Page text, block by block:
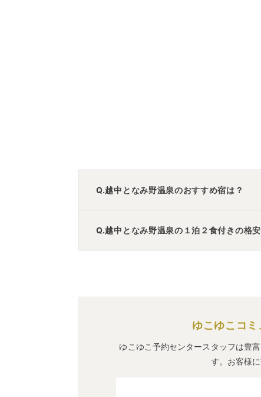
Q.越中となみ野温泉のおすすめ宿は？
A. 「メルキュール富山砺波リゾート＆スパ
めの宿泊先です。
Q.越中となみ野温泉の１泊２食付きの格
ゆこゆこコ
ゆこゆこ予約センタースタッフは豊
す。お客様